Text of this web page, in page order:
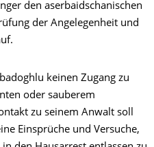
den aserbaidschanischen
der Angelegenheit und
keinen Zugang zu
oder sauberem
zu seinem Anwalt soll
Einsprüche und Versuche,